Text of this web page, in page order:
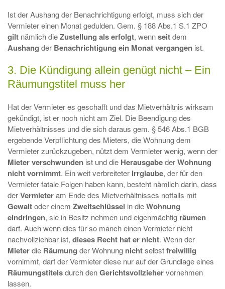
Ist der Aushang der Benachrichtigung erfolgt, muss sich der
Vermieter einen Monat gedulden. Gem. § 188 Abs.1 S.1 ZPO
gilt nämlich dieZustellung als erfolgt, wennseitdem
Aushang der Benachrichtigung ein Monat vergangen ist.
3. Die Kündigung allein genügt nicht – Ein
Räumungstitel muss her
Hat der Vermieter es geschafft und das Mietverhältnis wirksam
gekündigt, ist er noch nicht am Ziel. Die Beendigung des
Mietverhältnisses und die sich daraus gem. § 546 Abs.1 BGB
ergebende Verpflichtung des Mieters, die Wohnung dem
Vermieter zurückzugeben, nützt dem Vermieter wenig, wenn der
Mieter verschwunden ist und die HerausgabederWohnung
nicht vornimmt. Ein weit verbreiteter Irrglaube, der für den
Vermieter fatale Folgen haben kann, besteht nämlich darin, dass
derVermieteram Ende des Mietverhältnisses notfalls mit
Gewaltoder einem Zweitschlüssel in dieWohnung
eindringen, sie in Besitz nehmen und eigenmächtig räumen
darf. Auch wenn dies für so manch einen Vermieter nicht
nachvollziehbar ist, dieses Recht hat er nicht. Wenn der
Mieterdie Räumung der Wohnung nichtselbstfreiwillig
vornimmt, darf der Vermieter diese nur auf der Grundlage eines
Räumungstitelsdurch denGerichtsvollziehervornehmen
lassen.